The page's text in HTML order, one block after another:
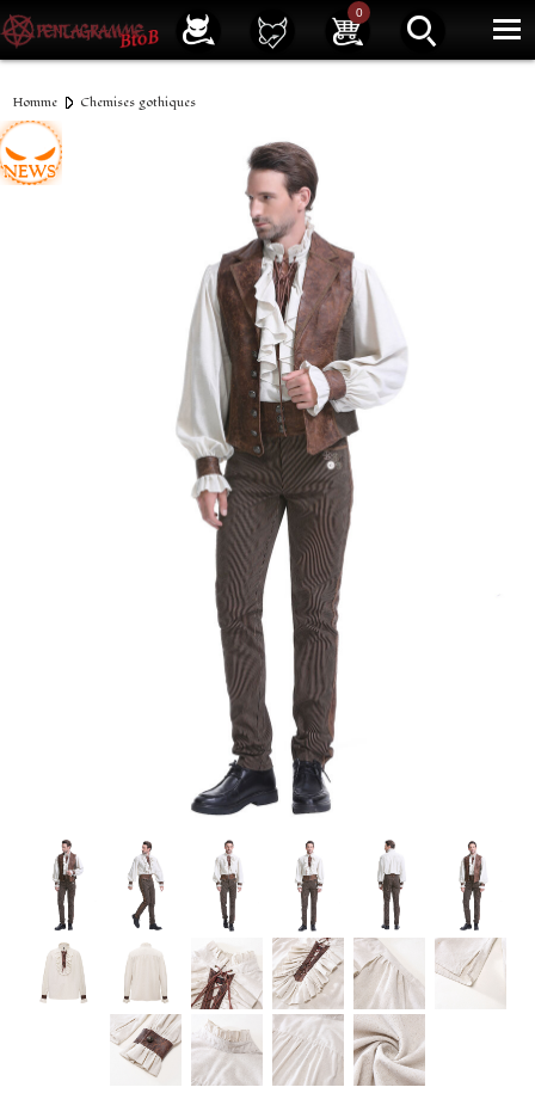
0
Service client 01 40 39 07 94
Newsletter | | Facebook | Instagram
|
Homme Chemises gothiques